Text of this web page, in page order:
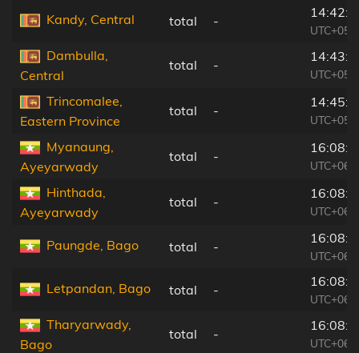
Kandy, Central total -
Dambulla,
Central
total -
Trincomalee,
Eastern Province
total -
Myanaung,
Ayeyarwady
total -
Hinthada,
Ayeyarwady
total -
Paungde, Bago total -
Letpandan, Bago total -
Tharyarwady,
Bago
total -